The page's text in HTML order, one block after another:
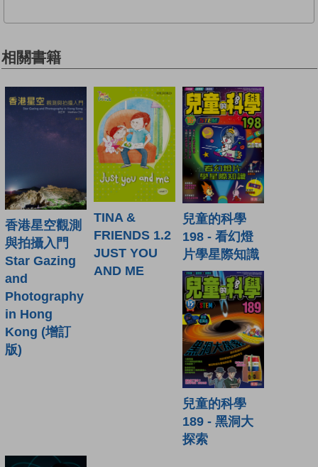
相關書籍
香港星空觀測
與拍攝入門
Star Gazing
and
Photography
in Hong
Kong (增訂
版)
TINA &
FRIENDS 1.2
JUST YOU
AND ME
兒童的科學
198 - 看幻燈
片學星際知識
兒童的科學
189 - 黑洞大
探索